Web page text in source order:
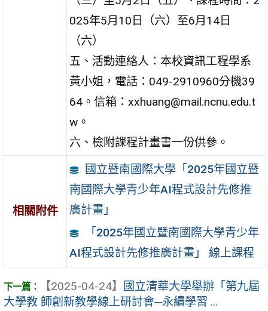
025年5月10日（六）至6月14日
（六）
五、活動連絡人：本校資訊工程學系
黃小姐，電話：049-2910960分機39
64。信箱：xxhuang@mail.ncnu.edu.t
w。
六、檢附課程計畫書一份供參。
相關附件
國立暨南國際大學「2025年國立暨
南國際大學青少年AI程式設計先修推
廣計畫」
「2025年國立暨南國際大學青少年
AI程式設計先修推廣計畫」 線上課程
【2025-04-24】
國立清華大學舉辦「第九屆
大學教 師創新教學線上研討會─永續學習 ...